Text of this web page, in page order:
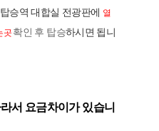
승역 대합실 전광판에 열
곳 확인 후 탑승하시면 됩니
서 요금차이가 있습니